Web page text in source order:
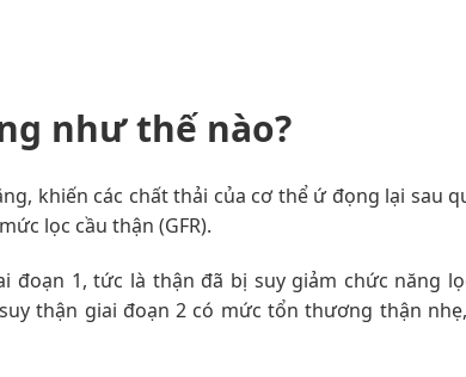
như thế nào?
khiến các chất thải của cơ thể ứ đọng lại sau
lọc cầu thận (GFR).
đoạn 1, tức là thận đã bị suy giảm chức năng
thận giai đoạn 2 có mức tổn thương thận